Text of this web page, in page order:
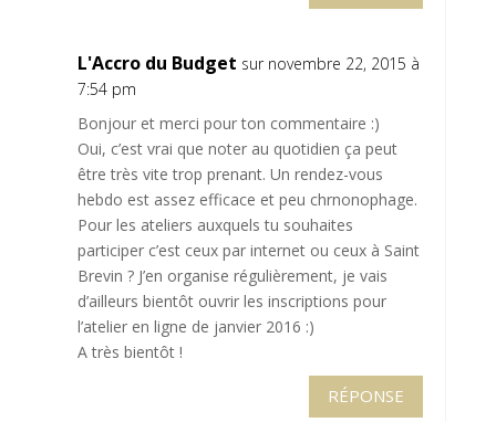
L'Accro du Budget sur novembre 22, 2015 à
7:54 pm
Bonjour et merci pour ton commentaire :)
Oui, c’est vrai que noter au quotidien ça peut
être très vite trop prenant. Un rendez-vous
hebdo est assez efficace et peu chrnonophage.
Pour les ateliers auxquels tu souhaites
participer c’est ceux par internet ou ceux à Saint
Brevin ? J’en organise régulièrement, je vais
d’ailleurs bientôt ouvrir les inscriptions pour
l’atelier en ligne de janvier 2016 :)
A très bientôt !
RÉPONSE